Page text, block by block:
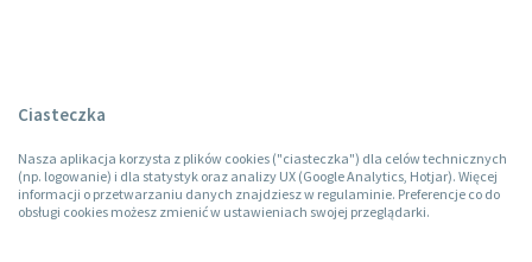
Ciasteczka
Nasza aplikacja korzysta z plików cookies ("ciasteczka") dla celów technicznych
(np. logowanie) i dla statystyk oraz analizy UX (Google Analytics, Hotjar). Więcej
informacji o przetwarzaniu danych znajdziesz w regulaminie. Preferencje co do
obsługi cookies możesz zmienić w ustawieniach swojej przeglądarki.